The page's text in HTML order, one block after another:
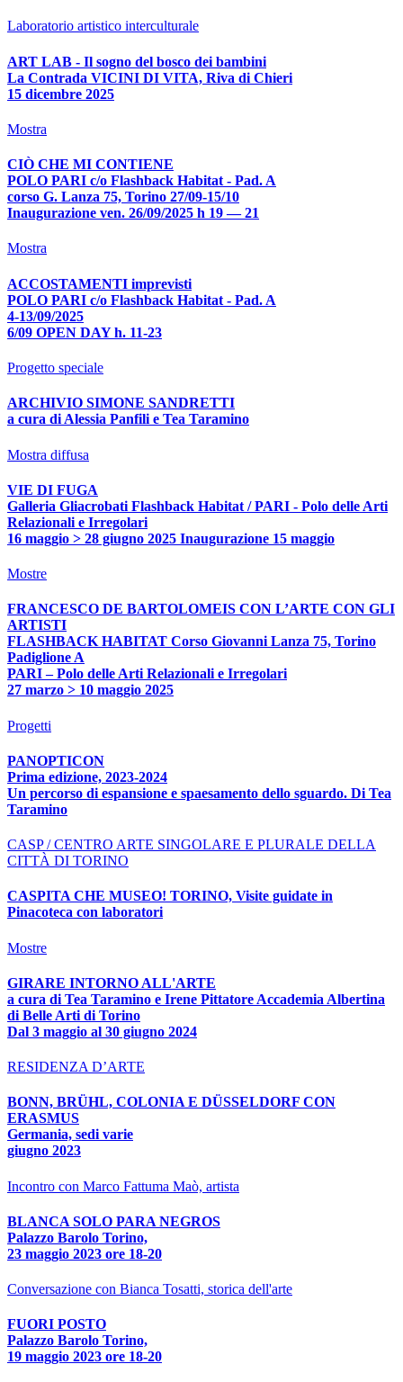
Laboratorio artistico interculturale
ART LAB - Il sogno del bosco dei bambini
La Contrada VICINI DI VITA, Riva di Chieri
15 dicembre 2025
Mostra
CIÒ CHE MI CONTIENE
POLO PARI c/o Flashback Habitat - Pad. A
corso G. Lanza 75, Torino 27/09-15/10
Inaugurazione ven. 26/09/2025 h 19 — 21
Mostra
ACCOSTAMENTI imprevisti
POLO PARI c/o Flashback Habitat - Pad. A
4-13/09/2025
6/09 OPEN DAY h. 11-23
Progetto speciale
ARCHIVIO SIMONE SANDRETTI
a cura di Alessia Panfili e Tea Taramino
Mostra diffusa
VIE DI FUGA
Galleria Gliacrobati Flashback Habitat / PARI - Polo delle Arti
Relazionali e Irregolari
16 maggio > 28 giugno 2025 Inaugurazione 15 maggio
Mostre
FRANCESCO DE BARTOLOMEIS CON L’ARTE CON GLI
ARTISTI
FLASHBACK HABITAT Corso Giovanni Lanza 75, Torino
Padiglione A
PARI – Polo delle Arti Relazionali e Irregolari
27 marzo > 10 maggio 2025
Progetti
PANOPTICON
Prima edizione, 2023-2024
Un percorso di espansione e spaesamento dello sguardo. Di Tea
Taramino
CASP / CENTRO ARTE SINGOLARE E PLURALE DELLA
CITTÀ DI TORINO
CASPITA CHE MUSEO! TORINO, Visite guidate in
Pinacoteca con laboratori
Mostre
GIRARE INTORNO ALL'ARTE
a cura di Tea Taramino e Irene Pittatore Accademia Albertina
di Belle Arti di Torino
Dal 3 maggio al 30 giugno 2024
RESIDENZA D’ARTE
BONN, BRÜHL, COLONIA E DÜSSELDORF CON
ERASMUS
Germania, sedi varie
giugno 2023
Incontro con Marco Fattuma Maò, artista
BLANCA SOLO PARA NEGROS
Palazzo Barolo Torino,
23 maggio 2023 ore 18-20
Conversazione con Bianca Tosatti, storica dell'arte
FUORI POSTO
Palazzo Barolo Torino,
19 maggio 2023 ore 18-20